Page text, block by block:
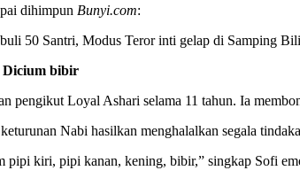
dihimpun Bunyi.com:
50 Santri, Modus Teror inti gelap di Samping
Dicium bibir
pengikut Loyal Ashari selama 11 tahun. Ia
Nabi hasilkan menghalalkan segala
pipi kiri, pipi kanan, kening, bibir,” singkap Sofi